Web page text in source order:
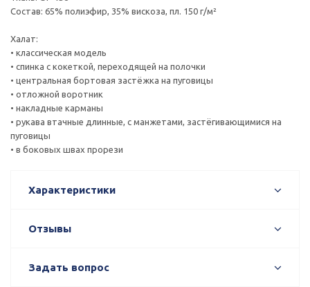
Состав: 65% полиэфир, 35% вискоза, пл. 150 г/м²
Халат:
• классическая модель
• спинка с кокеткой, переходящей на полочки
• центральная бортовая застёжка на пуговицы
• отложной воротник
• накладные карманы
• рукава втачные длинные, с манжетами, застёгивающимися на
пуговицы
• в боковых швах прорези
Характеристики
Отзывы
Задать вопрос